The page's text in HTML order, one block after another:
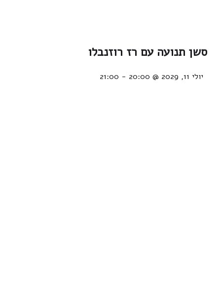
סשן תנועה עם רז רוזנבלו
יולי 11, 2029 @ 20:00 -
21:00